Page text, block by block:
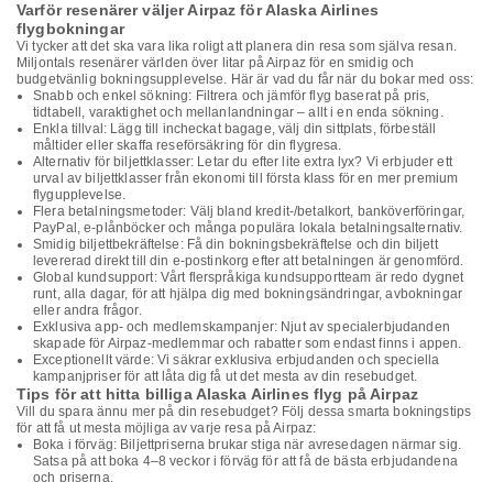
Varför resenärer väljer Airpaz för Alaska Airlines
flygbokningar
Vi tycker att det ska vara lika roligt att planera din resa som själva resan.
Miljontals resenärer världen över litar på Airpaz för en smidig och
budgetvänlig bokningsupplevelse. Här är vad du får när du bokar med oss:
Snabb och enkel sökning: Filtrera och jämför flyg baserat på pris,
tidtabell, varaktighet och mellanlandningar – allt i en enda sökning.
Enkla tillval: Lägg till incheckat bagage, välj din sittplats, förbeställ
måltider eller skaffa reseförsäkring för din flygresa.
Alternativ för biljettklasser: Letar du efter lite extra lyx? Vi erbjuder ett
urval av biljettklasser från ekonomi till första klass för en mer premium
flygupplevelse.
Flera betalningsmetoder: Välj bland kredit-/betalkort, banköverföringar,
PayPal, e-plånböcker och många populära lokala betalningsalternativ.
Smidig biljettbekräftelse: Få din bokningsbekräftelse och din biljett
levererad direkt till din e-postinkorg efter att betalningen är genomförd.
Global kundsupport: Vårt flerspråkiga kundsupportteam är redo dygnet
runt, alla dagar, för att hjälpa dig med bokningsändringar, avbokningar
eller andra frågor.
Exklusiva app- och medlemskampanjer: Njut av specialerbjudanden
skapade för Airpaz-medlemmar och rabatter som endast finns i appen.
Exceptionellt värde: Vi säkrar exklusiva erbjudanden och speciella
kampanjpriser för att låta dig få ut det mesta av din resebudget.
Tips för att hitta billiga Alaska Airlines flyg på Airpaz
Vill du spara ännu mer på din resebudget? Följ dessa smarta bokningstips
för att få ut mesta möjliga av varje resa på Airpaz:
Boka i förväg: Biljettpriserna brukar stiga när avresedagen närmar sig.
Satsa på att boka 4–8 veckor i förväg för att få de bästa erbjudandena
och priserna.